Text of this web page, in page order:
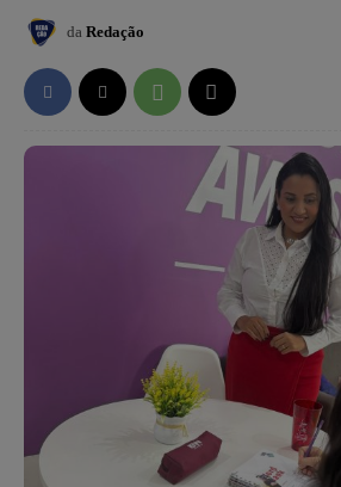
da Redação